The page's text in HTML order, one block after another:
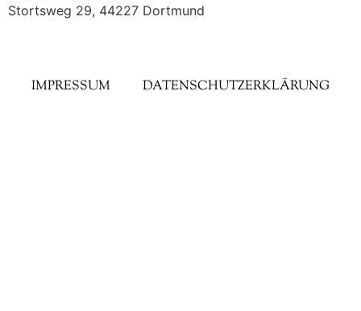
Stortsweg 29, 44227 Dortmund
IMPRESSUM DATENSCHUTZERKLÄRUNG